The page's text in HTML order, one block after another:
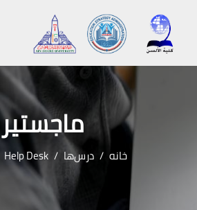
ماجستير
خانه درس‌ها Help Desk